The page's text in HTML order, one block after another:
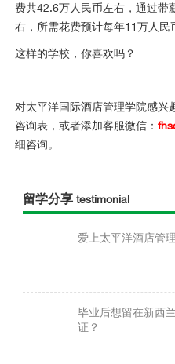
费共42.6万人民币左右，通过带
右，所需花费预计每年11万人民
这样的学校，你喜欢吗？
对太平洋国际酒店管理学院感兴
咨询表，或者添加客服微信：
细咨询。
留学分享 testimonial
爱上太平洋酒店管
毕业后想留在新西
证？